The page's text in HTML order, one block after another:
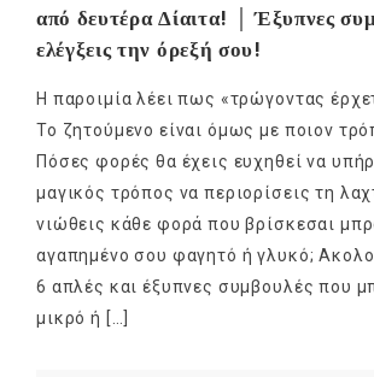
από δευτέρα Δίαιτα! │ Έξυπνες
ελέγξεις την όρεξή σου!
Η παροιμία λέει πως «τρώγοντας
Το ζητούμενο είναι όμως με ποιον
Πόσες φορές θα έχεις ευχηθεί να
μαγικός τρόπος να περιορίσεις τη
νιώθεις κάθε φορά που βρίσκεσαι
αγαπημένο σου φαγητό ή γλυκό;
6 απλές και έξυπνες συμβουλές που
μικρό ή […]